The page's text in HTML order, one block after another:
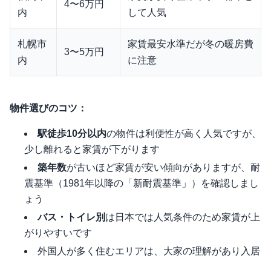
内
4〜6万円
して人気
札幌市
内
3〜5万円
家賃最安水準だが冬の暖房費
に注意
物件選びのコツ：
駅徒歩10分以内の物件は利便性が高く人気ですが、
少し離れると家賃が下がります
築年数が古いほど家賃が安い傾向がありますが、耐
震基準（1981年以降の「新耐震基準」）を確認しまし
ょう
バス・トイレ別 は日本では人気条件のため家賃が上
がりやすいです
外国人が多く住むエリアは、大家の理解があり入居